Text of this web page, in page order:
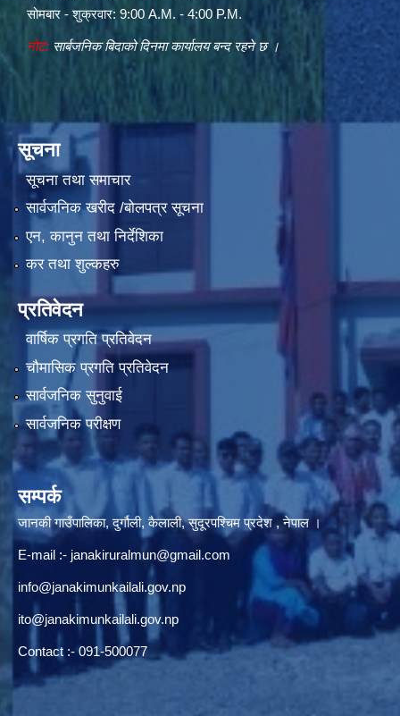
सोमबार - शुक्रवार: 9:00 A.M. - 4:00 P.M.
नोट: सार्बजनिक बिदाको दिनमा कार्यालय बन्द रहने छ ।
सूचना
सूचना तथा समाचार
सार्वजनिक खरीद /बोलपत्र सूचना
एन, कानुन तथा निर्देशिका
कर तथा शुल्कहरु
प्रतिवेदन
वार्षिक प्रगति प्रतिवेदन
चौमासिक प्रगति प्रतिवेदन
सार्वजनिक सुनुवाई
सार्वजनिक परीक्षण
सम्पर्क
जानकी गाउँपालिका, दुर्गौली, कैलाली, सुदूरपश्चिम प्रदेश , नेपाल ।
E-mail :- janakiruralmun@gmail.com
info@janakimunkailali.gov.np
ito@janakimunkailali.gov.np
Contact :- 091-500077